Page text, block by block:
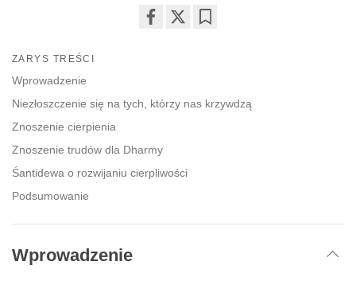
ZARYS TREŚCI
Wprowadzenie
Niezłoszczenie się na tych, którzy nas krzywdzą
Znoszenie cierpienia
Znoszenie trudów dla Dharmy
Śantidewa o rozwijaniu cierpliwości
Podsumowanie
Wprowadzenie